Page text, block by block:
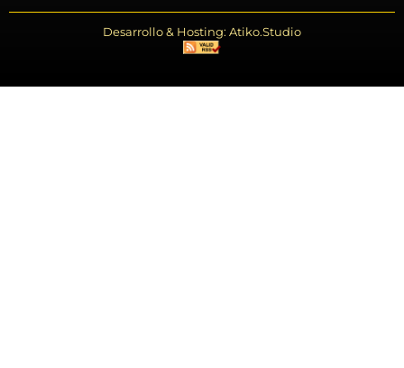
Desarrollo & Hosting: Atiko.Studio